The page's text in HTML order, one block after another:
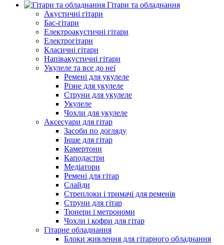
Гітари та обладнання
Акустичні гітари
Бас-гітари
Електроакустичні гітари
Електрогітари
Класичні гітари
Напівакустичні гітари
Укулеле та все до неї
Ремені для укулеле
Різне для укулеле
Струни для укулеле
Укулеле
Чохли для укулеле
Аксесуари для гітар
Засоби по догляду
Інше для гітар
Камертони
Каподастри
Медіатори
Ремені для гітар
Слайди
Стреплоки і тримачі для ременів
Струни для гітар
Тюнери і метрономи
Чохли і кофри для гітар
Гітарне обладнання
Блоки живлення для гітарного обладнання